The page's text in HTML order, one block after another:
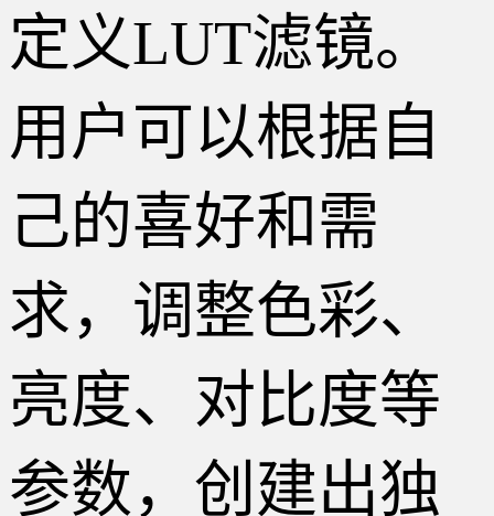
定义LUT滤镜。
用户可以根据自
己的喜好和需
求，调整色彩、
亮度、对比度等
参数，创建出独